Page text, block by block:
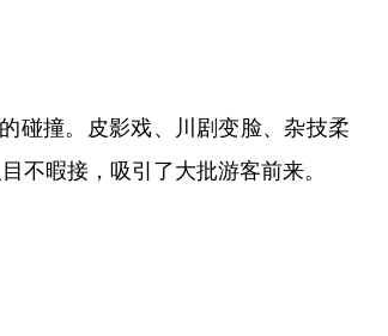
碰撞。皮影戏、川剧变脸、杂技柔
不暇接，吸引了大批游客前来。